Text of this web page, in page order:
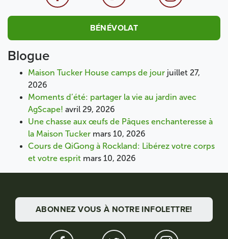
BÉNÉVOLAT
Blogue
Maison Tucker House camps de jour juillet 27,
2026
Moments d’été: partager la vie au jardin avec
AgScape! avril 29, 2026
Une chasse aux œufs de Pâques enchanteresse à
la Maison Tucker mars 10, 2026
Cours de QiGong à Rockland: Libérez votre corps
et votre esprit mars 10, 2026
ABONNEZ VOUS À NOTRE INFOLETTRE!